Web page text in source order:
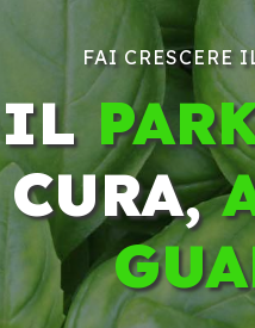
FAI CRESCERE
IL
CURA,